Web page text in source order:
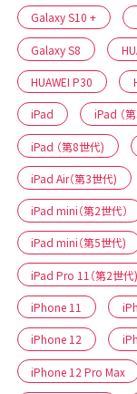
Galaxy S10 +
Galaxy S8
HUAWEI P30
iPad iPad （
iPad （第8世代)
iPad Air（第3世代)
iPad mini（第2世代）
iPad mini（第5世代)
iPad Pro 11（第2世代)
iPhone 11
iPhone 12
iPhone 12 Pro Max